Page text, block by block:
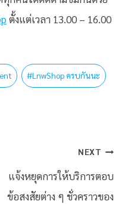
ตั้งแต่เวลา 13.00 – 16.00
#LnwShop ครบกันนะ
NEXT
แจ้งหยุดการให้บริการตอบ
ข้อสงสัยต่าง ๆ ชั่วคราวของ